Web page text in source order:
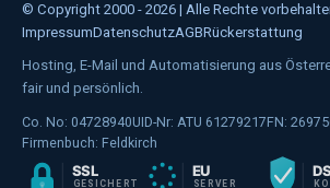
© Copyright 2000 - 2026 | Alle Rechte
ImpressumDatenschutzAGBRückerstattung
Hosting, E-Mail und Automatisierung aus
fair und persönlich.
Co. No: 04728940UID-Nr: ATU 61279217FN:
Firmenbuch: Feldkirch